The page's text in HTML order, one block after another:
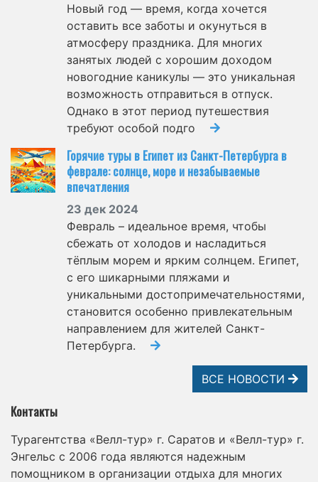
Новый год — время, когда хочется
оставить все заботы и окунуться в
атмосферу праздника. Для многих
занятых людей с хорошим доходом
новогодние каникулы — это уникальная
возможность отправиться в отпуск.
Однако в этот период путешествия
требуют особой подго
Горячие туры в Египет из Санкт-Петербурга в
феврале: солнце, море и незабываемые
впечатления
23 дек 2024
Февраль – идеальное время, чтобы
сбежать от холодов и насладиться
тёплым морем и ярким солнцем. Египет,
с его шикарными пляжами и
уникальными достопримечательностями,
становится особенно привлекательным
направлением для жителей Санкт-
Петербурга.
ВСЕ НОВОСТИ
Контакты
Турагентства «Велл-тур» г. Саратов и «Велл-тур» г.
Энгельс с 2006 года являются надежным
помощником в организации отдыха для многих